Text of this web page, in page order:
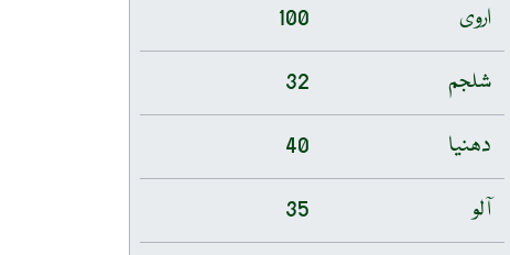
اروی
100
شلجم
32
دھنیا
40
آلو
35